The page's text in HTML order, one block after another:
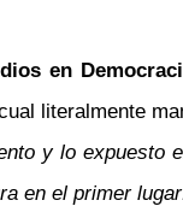
en
literalmente
y lo expuesto
en el primer